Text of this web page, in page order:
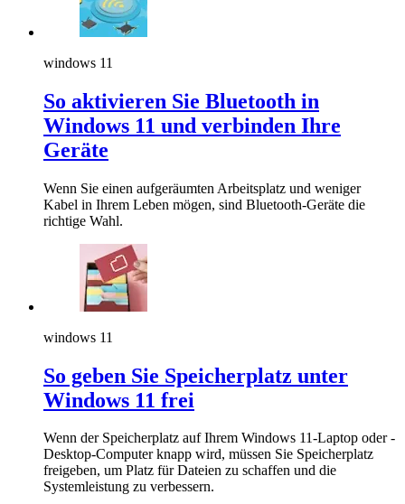
windows 11
So aktivieren Sie Bluetooth in
Windows 11 und verbinden Ihre
Geräte
Wenn Sie einen aufgeräumten Arbeitsplatz und weniger
Kabel in Ihrem Leben mögen, sind Bluetooth-Geräte die
richtige Wahl.
windows 11
So geben Sie Speicherplatz unter
Windows 11 frei
Wenn der Speicherplatz auf Ihrem Windows 11-Laptop oder -
Desktop-Computer knapp wird, müssen Sie Speicherplatz
freigeben, um Platz für Dateien zu schaffen und die
Systemleistung zu verbessern.